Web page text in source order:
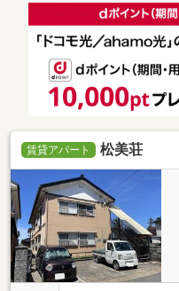
賃貸アパート 松美荘